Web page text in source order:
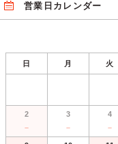
営業日カレンダー
日 月 火
2
－
3
－
4
－